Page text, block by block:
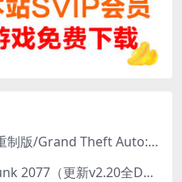
侠盗猎车手：罪恶都市重制版/Grand Theft Auto: Vice City – The Definitive Edition
赛博朋克2077/Cyberpunk 2077（更新v2.20全DLC）